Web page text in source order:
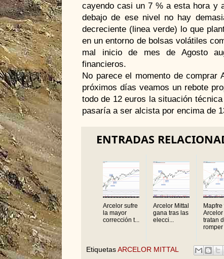
cayendo casi un 7 % a esta hora y
debajo de ese nivel no hay
decreciente (linea verde) lo que
en un entorno de bolsas volátiles
mal inicio de mes de Agosto
financieros.
No parece el momento de comprar
próximos días veamos un rebote
todo de 12 euros la situación
pasaría a ser alcista por encima de
ENTRADAS
Arcelor sufre
la mayor
corrección t...
Arcelor Mittal
gana tras las
elecci...
Mapfre
Arcelor
tratan
romper
Etiquetas ARCELOR MITTAL